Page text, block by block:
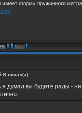
имеет форму пружинного
S писал(а):
думал вы будете рады - ни